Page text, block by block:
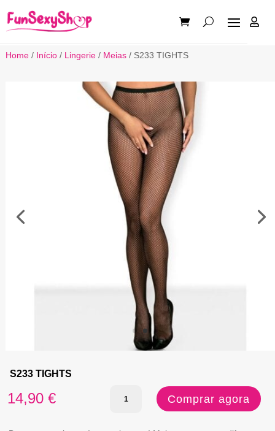

Home/ Início/ Lingerie/ Meias/ S233 TIGHTS
S233 TIGHTS
14,90 €
Quantidade
Comprar agora